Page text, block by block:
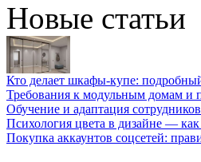
Новые статьи
Кто делает шкафы-купе:
Требования к модульным домам и
Обучение и адаптация
Психология цвета в дизайне — как
Покупка аккаунтов соцсетей: